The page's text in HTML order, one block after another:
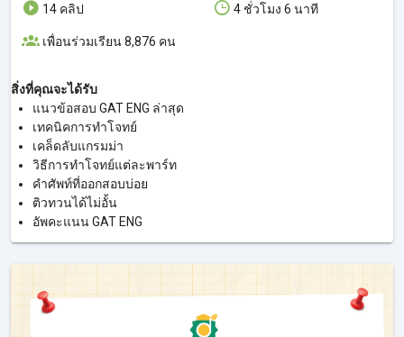
14 คลิป
4 ชั่วโมง 6 นาที
เพื่อนร่วมเรียน 8,876 คน
สิ่งที่คุณจะได้รับ
แนวข้อสอบ GAT ENG ล่าสุด
เทคนิคการทำโจทย์
เคล็ดลับแกรมม่า
วิธีการทำโจทย์แต่ละพาร์ท
คำศัพท์ที่ออกสอบบ่อย
ติวทวนได้ไม่อั้น
อัพคะแนน GAT ENG